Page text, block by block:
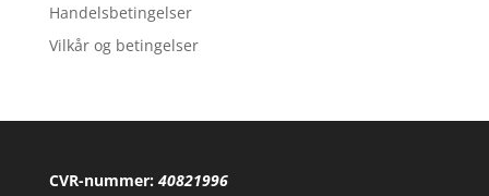
Handelsbetingelser
Vilkår og betingelser
CVR-nummer: 40821996